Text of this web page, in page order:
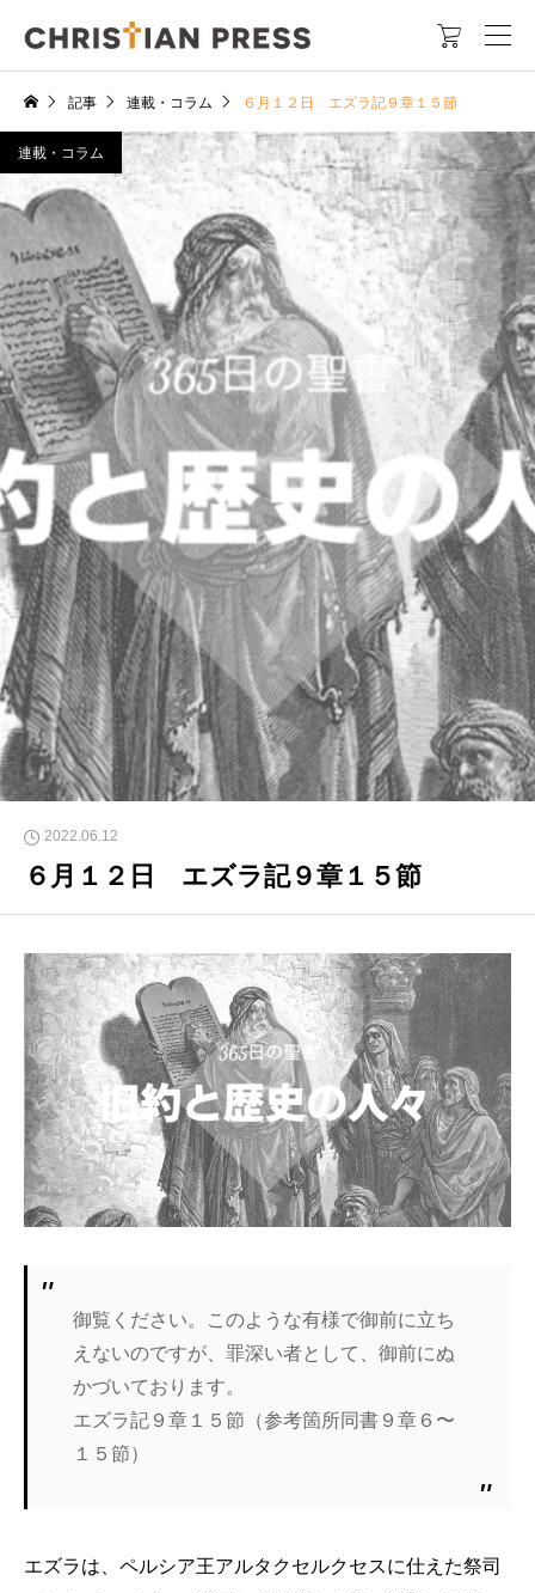

記事 連載・コラム ６月１２日 エズラ記９章１５節
連載・コラム
2022.06.12
６月１２日 エズラ記９章１５節
御覧ください。このような有様で御前に立ち
えないのですが、罪深い者として、御前にぬ
かづいております。
エズラ記９章１５節（参考箇所同書９章６〜
１５節）
エズラは、ペルシア王アルタクセルクセスに仕えた祭司